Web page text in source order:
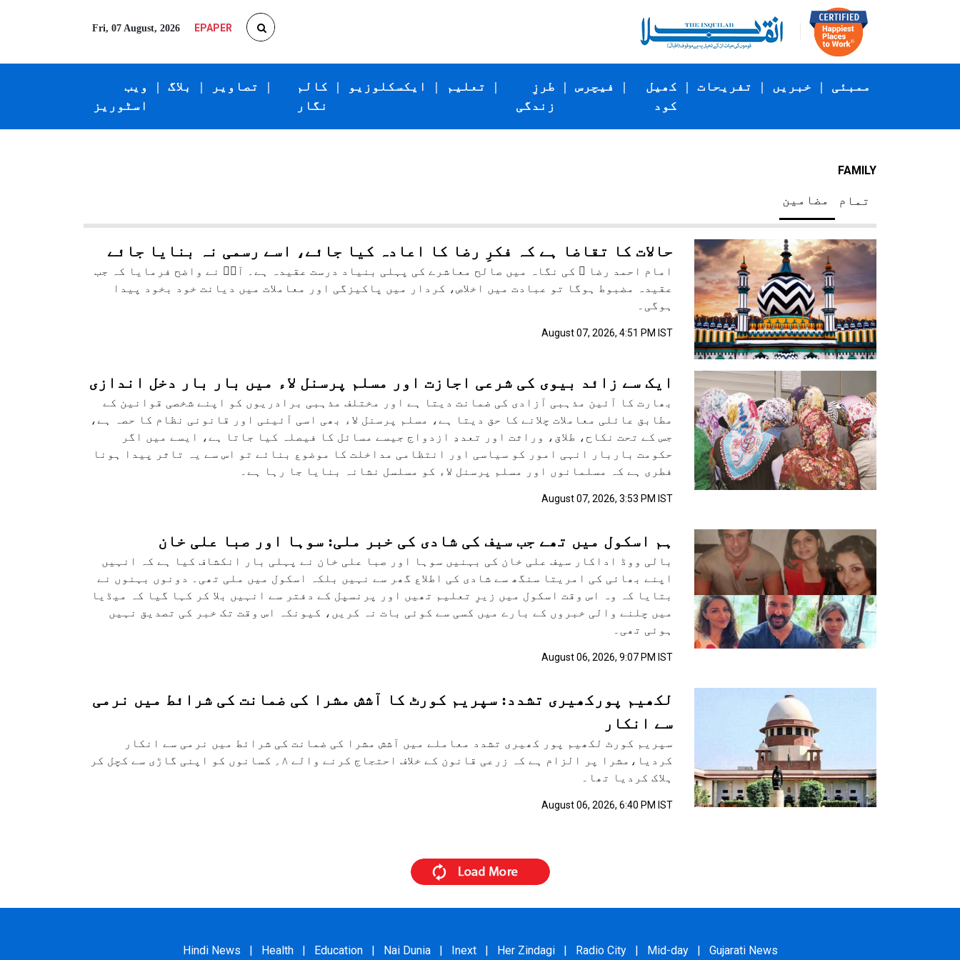
Fri, 07 August, 2026 EPAPER
ویب
اسٹوریز
| بلاگ | تصاویر |
کالم
نگار
| ایکسکلوزیو | تعلیم |
طرزِ
زندگی
| فیچرس |
کھیل
کود
| تفریحات | خبریں | ممبئی
FAMILY
مضامین تمام
حالات کا تقاضا ہے کہ فکرِ رضا کا اعادہ کیا جائے، اسے رسمی نہ بنایا جائے
امام احمد رضا ؒ کی نگاہ میں صالح معاشرے کی پہلی بنیاد درست عقیدہ ہے۔ آپؒ نے واضح فرمایا کہ جب
عقیدہ مضبوط ہوگا تو عبادت میں اخلاص، کردار میں پاکیزگی اور معاملات میں دیانت خود بخود پیدا
ہوگی۔
August 07, 2026, 4:51 PM IST
ایک سے زائد بیوی کی شرعی اجازت اور مسلم پرسنل لاء میں بار بار دخل اندازی
بھارت کا آئین مذہبی آزادی کی ضمانت دیتا ہے اور مختلف مذہبی برادریوں کو اپنے شخصی قوانین کے
مطابق عائلی معاملات چلانے کا حق دیتا ہے، مسلم پرسنل لاء بھی اسی آئینی اور قانونی نظام کا حصہ ہے،
جس کے تحت نکاح، طلاق، وراثت اور تعددِ ازدواج جیسے مسائل کا فیصلہ کیا جاتا ہے، ایسے میں اگر
حکومت باربار انہی امور کو سیاسی اور انتظامی مداخلت کا موضوع بنائے تو اس سے یہ تاثر پیدا ہونا
فطری ہے کہ مسلمانوں اور مسلم پرسنل لاء کو مسلسل نشانہ بنایا جا رہا ہے۔
August 07, 2026, 3:53 PM IST
ہم اسکول میں تھے جب سیف کی شادی کی خبر ملی: سوہا اور صبا علی خان
بالی ووڈ اداکار سیف علی خان کی بہنیں سوہا اور صبا علی خان نے پہلی بار انکشاف کیا ہے کہ انہیں
اپنے بھائی کی امریتا سنگھ سے شادی کی اطلاع گھر سے نہیں بلکہ اسکول میں ملی تھی۔ دونوں بہنوں نے
بتایا کہ وہ اس وقت اسکول میں زیرِ تعلیم تھیں اور پرنسپل کے دفتر سے انہیں بلا کر کہا گیا کہ میڈیا
میں چلنے والی خبروں کے بارے میں کسی سے کوئی بات نہ کریں، کیونکہ اس وقت تک خبر کی تصدیق نہیں
ہوئی تھی۔
August 06, 2026, 9:07 PM IST
لکھیم پورکھیری تشدد: سپریم کورٹ کا آشش مشرا کی ضمانت کی شرائط میں نرمی
سے انکار
سپریم کورٹ لکھیم پور کھیری تشدد معاملے میں آشش مشرا کی ضمانت کی شرائط میں نرمی سے انکار
کردیا،مشرا پر الزام ہے کہ زرعی قانون کے خلاف احتجاج کرنے والے ۸؍ کسانوں کو اپنی گاڑی سے کچل کر
ہلاک کردیا تھا۔
August 06, 2026, 6:40 PM IST
Hindi News | Health | Education | Nai Dunia | Inext | Her Zindagi | Radio City | Mid-day | Gujarati News